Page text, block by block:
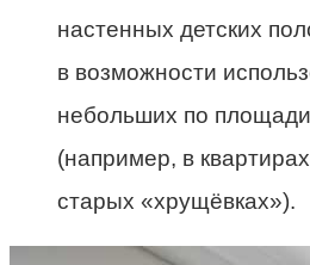
настенных детских
в возможности
небольших по
(например, в
старых «хрущёвках»).